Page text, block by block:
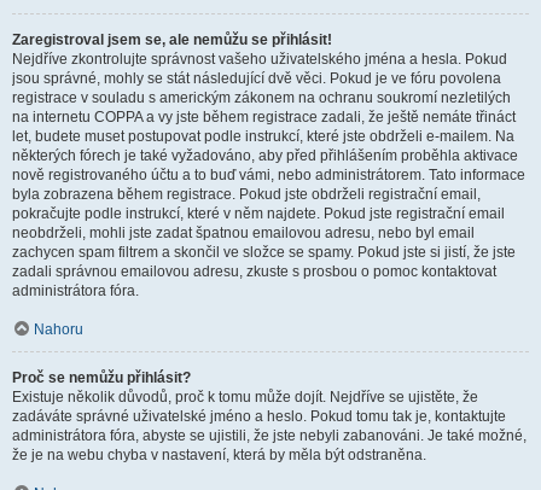
Zaregistroval jsem se, ale nemůžu se přihlásit!
Nejdříve zkontrolujte správnost vašeho uživatelského jména a hesla. Pokud
jsou správné, mohly se stát následující dvě věci. Pokud je ve fóru povolena
registrace v souladu s americkým zákonem na ochranu soukromí nezletilých
na internetu COPPA a vy jste během registrace zadali, že ještě nemáte třináct
let, budete muset postupovat podle instrukcí, které jste obdrželi e-mailem. Na
některých fórech je také vyžadováno, aby před přihlášením proběhla aktivace
nově registrovaného účtu a to buď vámi, nebo administrátorem. Tato informace
byla zobrazena během registrace. Pokud jste obdrželi registrační email,
pokračujte podle instrukcí, které v něm najdete. Pokud jste registrační email
neobdrželi, mohli jste zadat špatnou emailovou adresu, nebo byl email
zachycen spam filtrem a skončil ve složce se spamy. Pokud jste si jistí, že jste
zadali správnou emailovou adresu, zkuste s prosbou o pomoc kontaktovat
administrátora fóra.
Nahoru
Proč se nemůžu přihlásit?
Existuje několik důvodů, proč k tomu může dojít. Nejdříve se ujistěte, že
zadáváte správné uživatelské jméno a heslo. Pokud tomu tak je, kontaktujte
administrátora fóra, abyste se ujistili, že jste nebyli zabanováni. Je také možné,
že je na webu chyba v nastavení, která by měla být odstraněna.